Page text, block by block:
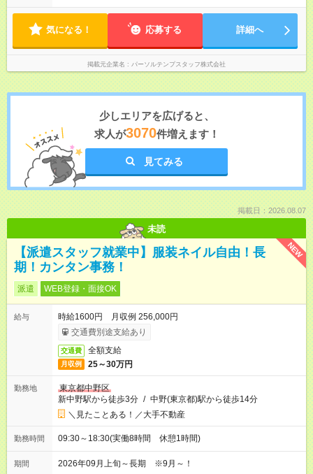
気になる！ 応募する 詳細へ
掲載元企業名 パーソルテンプスタッフ株式会社
少しエリアを広げると、
求人が3070件増えます！
見てみる
掲載日：2026.08.07
未読
NEW
【派遣スタッフ就業中】服装ネイル自由！長
期！カンタン事務！
派遣 WEB登録・面接OK
給与
時給1600円 月収例 256,000円
交通費別途支給あり
交通費 全額支給
月収例 25～30万円
勤務地
東京都中野区
新中野駅から徒歩3分 / 中野(東京都)駅から徒歩14分
＼見たことある！／大手不動産
勤務時間 09:30～18:30(実働8時間 休憩1時間)
期間 2026年09月上旬～長期 ※9月～！